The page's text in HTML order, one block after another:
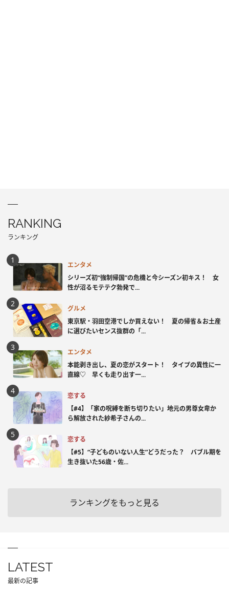
RANKING
ランキング
エンタメ
シリーズ初“強制帰国”の危機と今シーズン初キス！ 女
性が沼るモテテク勃発で...
グルメ
東京駅・羽田空港でしか買えない！ 夏の帰省＆お土産
に選びたいセンス抜群の「...
エンタメ
本能剥き出し、夏の恋がスタート！ タイプの異性に一
直線♡ 早くも走り出す一...
恋する
【#4】「家の呪縛を断ち切りたい」地元の男尊女卑か
ら解放された紗希子さんの...
恋する
【#5】“子どものいない人生”どうだった？ バブル期を
生き抜いた56歳・佐...
ランキングをもっと見る
LATEST
最新の記事